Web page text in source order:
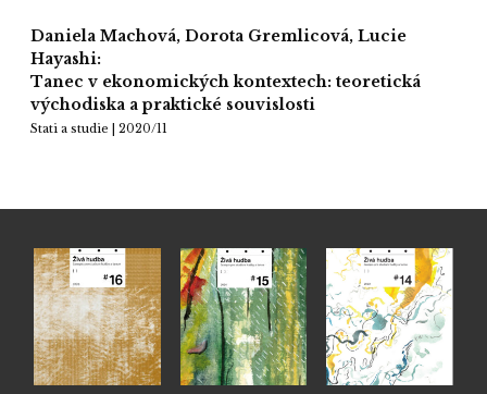
Daniela Machová, Dorota Gremlicová, Lucie
Hayashi:
Tanec v ekonomických kontextech: teoretická
východiska a praktické souvislosti
Stati a studie | 2020/11